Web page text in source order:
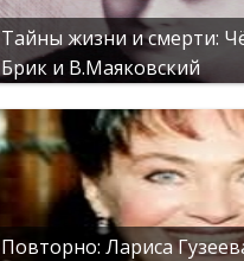
Тайны жизни и смерти:
Брик и В.Маяковский
Повторно: Лариса